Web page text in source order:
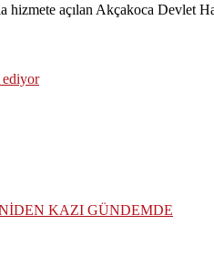
açılan Akçakoca Devlet
ediyor
KAZI GÜNDEMDE